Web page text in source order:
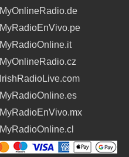
MyOnlineRadio.de
MyRadioEnVivo.pe
MyRadioOnline.it
MyOnlineRadio.cz
IrishRadioLive.com
MyRadioOnline.es
MyRadioEnVivo.mx
MyRadioOnline.cl